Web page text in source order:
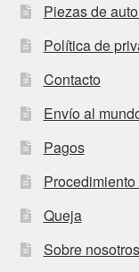
Piezas de
Política de
Contacto
Envío al
Pagos
Queja
Sobre nosotros